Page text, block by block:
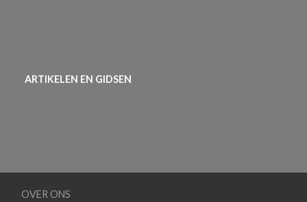
ARTIKELEN EN GIDSEN
OVER ONS